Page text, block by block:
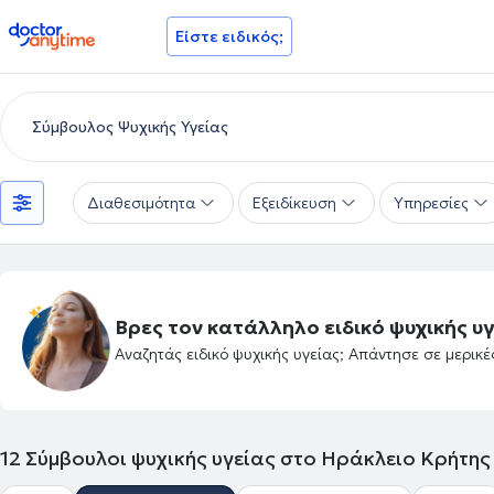
doctoranytime Είστε ειδικός;
Διαθεσιμότητα Εξειδίκευση Υπηρεσίες
Βρες τον κατάλληλο ειδικό ψυχικής
Αναζητάς ειδικό ψυχικής υγείας; Απάντησε σε
12 Σύμβουλοι ψυχικής υγείας στο Ηράκλειο Κρήτης